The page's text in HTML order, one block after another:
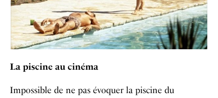
La piscine au cinéma
Impossible de ne pas évoquer la piscine du